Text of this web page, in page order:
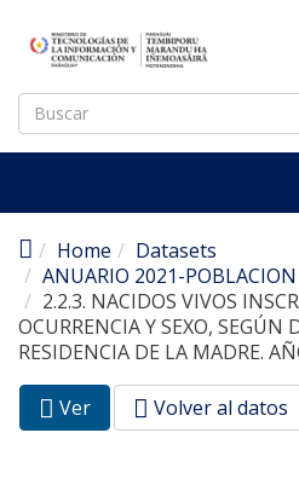
Home
Datasets
ANUARIO 2021-
2.2.3. NACIDOS VIVOS
OCURRENCIA Y SEXO, SEGÚN
RESIDENCIA DE LA MADRE.
Solapas
Ver (pestaña
activa)
Volver al datos